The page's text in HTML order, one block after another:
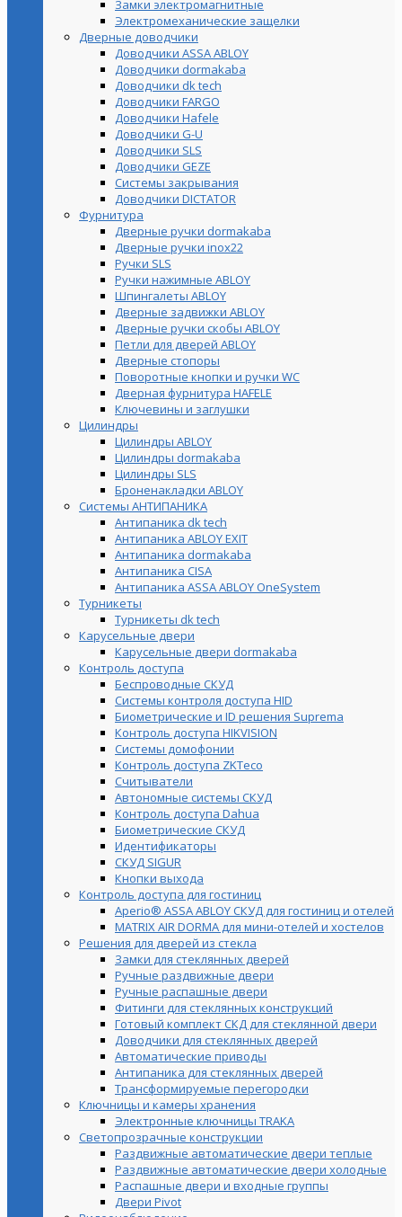
Замки электромагнитные
Электромеханические защелки
Дверные доводчики
Доводчики ASSA ABLOY
Доводчики dormakaba
Доводчики dk tech
Доводчики FARGO
Доводчики Hafele
Доводчики G-U
Доводчики SLS
Доводчики GEZE
Cистемы закрывания
Доводчики DICTATOR
Фурнитура
Дверные ручки dormakaba
Дверные ручки inox22
Ручки SLS
Ручки нажимные ABLOY
Шпингалеты ABLOY
Дверные задвижки ABLOY
Дверные ручки скобы ABLOY
Петли для дверей ABLOY
Дверные стопоры
Поворотные кнопки и ручки WC
Дверная фурнитура HAFELE
Ключевины и заглушки
Цилиндры
Цилиндры ABLOY
Цилиндры dormakaba
Цилиндры SLS
Броненакладки ABLOY
Системы АНТИПАНИКА
Антипаника dk tech
Антипаника ABLOY EXIT
Антипаника dormakaba
Антипаника СISA
Антипаника ASSA ABLOY OneSystem
Турникеты
Турникеты dk tech
Карусельные двери
Карусельные двери dormakaba
Контроль доступа
Беспроводные СКУД
Системы контроля доступа HID
Биометрические и ID решения Suprema
Контроль доступа HIKVISION
Системы домофонии
Контроль доступа ZKTeco
Считыватели
Автономные системы СКУД
Контроль доступа Dahua
Биометрические СКУД
Идентификаторы
СКУД SIGUR
Кнопки выхода
Контроль доступа для гостиниц
Aperio® ASSA ABLOY СКУД для гостиниц и отелей
MATRIX AIR DORMA для мини-отелей и хостелов
Решения для дверей из стекла
Замки для стеклянных дверей
Ручные раздвижные двери
Ручные распашные двери
Фитинги для стеклянных конструкций
Готовый комплект СКД для стеклянной двери
Доводчики для стеклянных дверей
Автоматические приводы
Антипаника для стеклянных дверей
Трансформируемые перегородки
Ключницы и камеры хранения
Электронные ключницы TRAKA
Светопрозрачные конструкции
Раздвижные автоматические двери теплые
Раздвижные автоматические двери холодные
Распашные двери и входные группы
Двери Pivot